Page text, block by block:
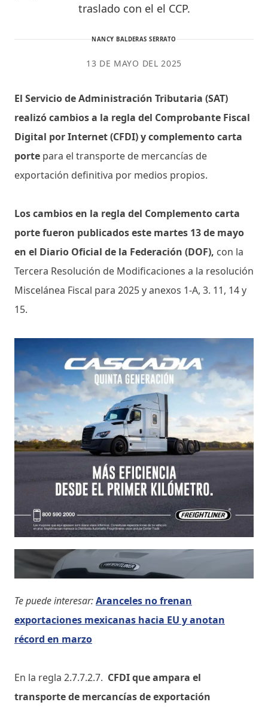
traslado con el el CCP.
NANCY BALDERAS SERRATO
13 DE MAYO DEL 2025
El Servicio de Administración Tributaria (SAT)
realizó cambios a la regla del Comprobante Fiscal
Digital por Internet (CFDI) y complemento carta
porte para el transporte de mercancías de
exportación definitiva por medios propios.
Los cambios en la regla del Complemento carta
porte fueron publicados este martes 13 de mayo
en el Diario Oficial de la Federación (DOF), con la
Tercera Resolución de Modificaciones a la resolución
Miscelánea Fiscal para 2025 y anexos 1-A, 3. 11, 14 y
15.
Te puede interesar:Aranceles no frenan
exportaciones mexicanas hacia EU y anotan
récord en marzo
En la regla 2.7.7.2.7. CFDI que ampara el
transporte de mercancías de exportación